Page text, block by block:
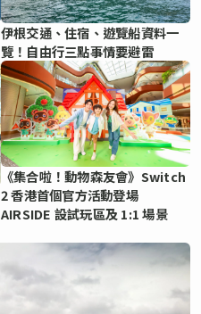
伊根交通、住宿、遊覽船資料一
覽！自由行三點事情要避雷
《集合啦！動物森友會》Switch
2 香港首個官方活動登場
AIRSIDE 設試玩區及 1:1 場景